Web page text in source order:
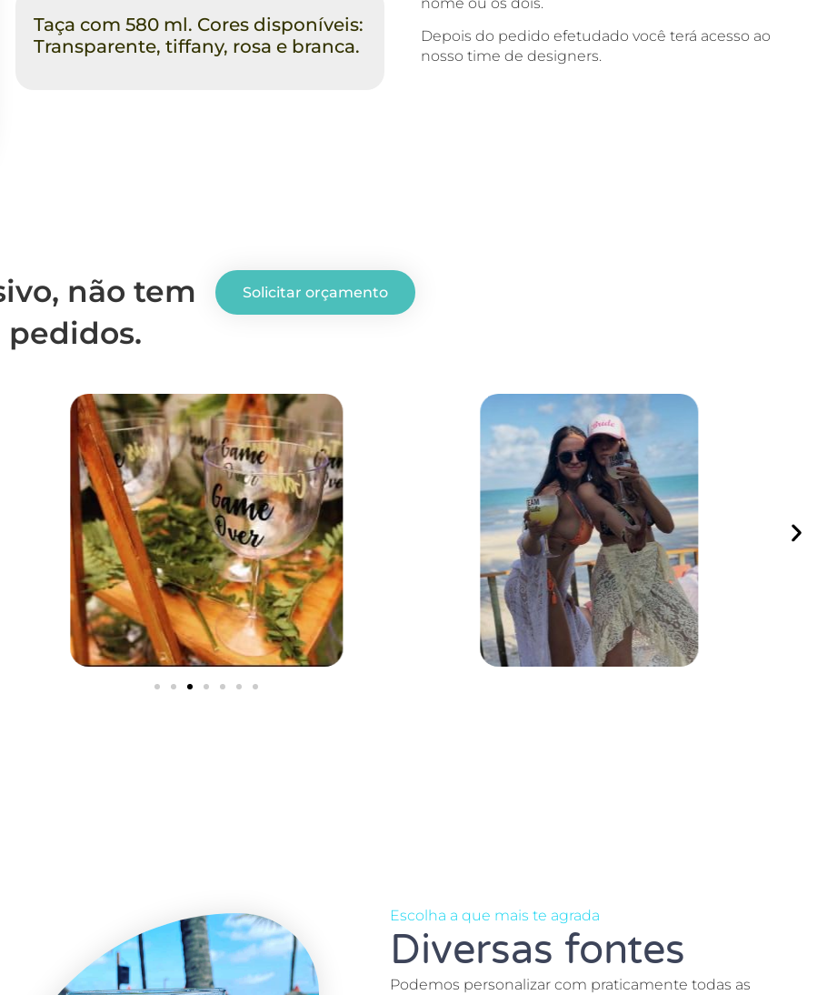
Taça com 580 ml. Cores disponíveis:
Transparente, tiffany, rosa e branca.
Depois do pedido efetudado você terá acesso ao
nosso time de designers.
não tem
Solicitar orçamento
Escolha a que mais te agrada
Diversas fontes
Podemos personalizar com praticamente todas as